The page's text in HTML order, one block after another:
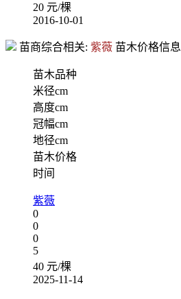
20 元/棵
2016-10-01
苗商综合相关: 紫薇 苗木价格信息
苗木品种
米径cm
高度cm
冠幅cm
地径cm
苗木价格
时间
紫薇
0
0
0
5
40 元/棵
2025-11-14